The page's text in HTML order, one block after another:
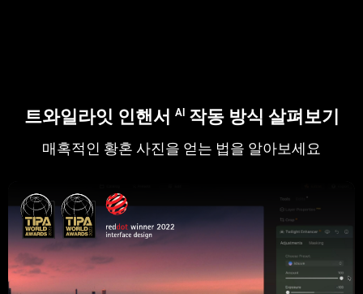
트와일라잇 인핸서 AI작동 방식 살펴보기
매혹적인 황혼 사진을 얻는 법을 알아보세요